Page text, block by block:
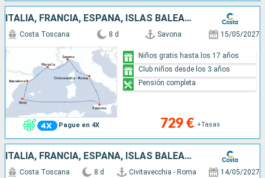
ITALIA, FRANCIA, ESPAÑA, ISLAS BALEARES
Pague en 4X
Costa Toscana 8 d Savona 15/05/2027
729 € +Tasas
Niños gratis hasta los 17 años
Club niños desde los 3 años
Pensión completa
ITALIA, FRANCIA, ESPAÑA, ISLAS BALEARES
Costa Toscana 8 d Civitavecchia - Roma 14/05/2027